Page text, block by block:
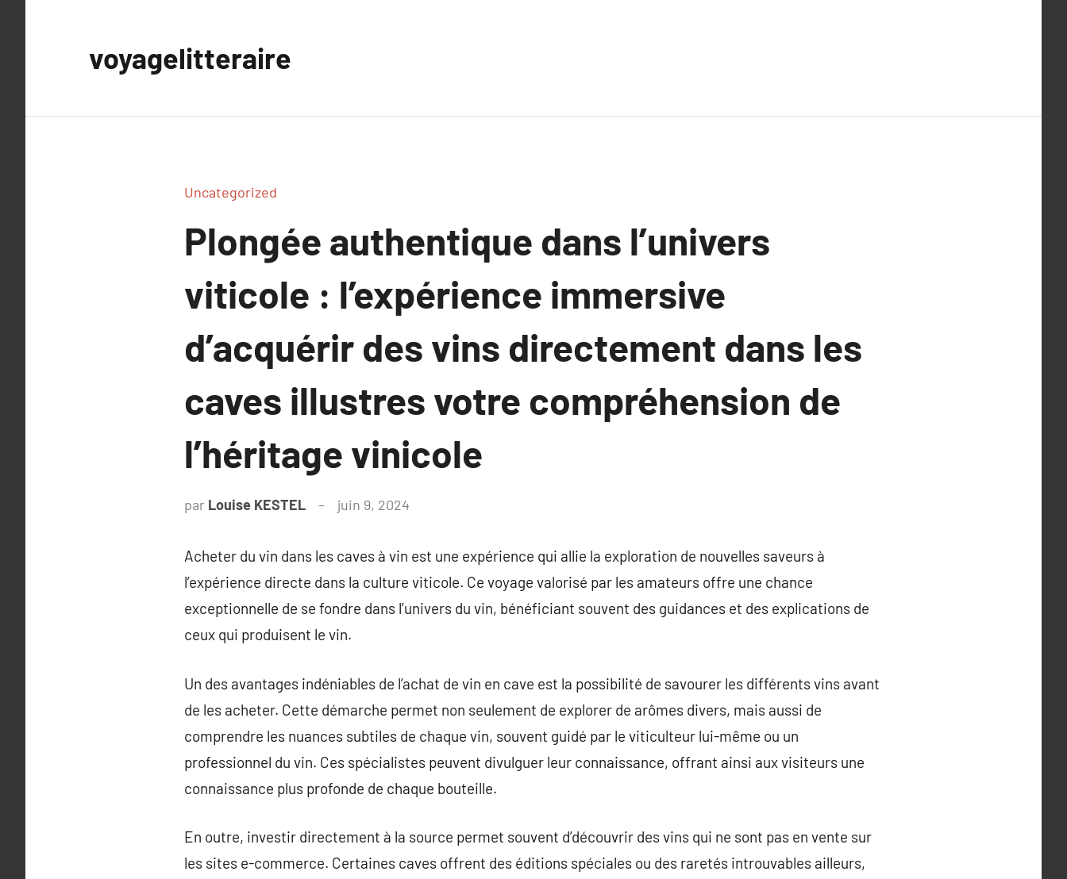
voyagelitteraire
Uncategorized
Plongée authentique dans l’univers
viticole : l’expérience immersive
d’acquérir des vins directement dans les
caves illustres votre compréhension de
l’héritage vinicole
par Louise KESTEL juin 9, 2024
Acheter du vin dans les caves à vin est une expérience qui allie la exploration de nouvelles saveurs à
l’expérience directe dans la culture viticole. Ce voyage valorisé par les amateurs offre une chance
exceptionnelle de se fondre dans l’univers du vin, bénéficiant souvent des guidances et des explications de
ceux qui produisent le vin.
Un des avantages indéniables de l’achat de vin en cave est la possibilité de savourer les différents vins avant
de les acheter. Cette démarche permet non seulement de explorer de arômes divers, mais aussi de
comprendre les nuances subtiles de chaque vin, souvent guidé par le viticulteur lui-même ou un
professionnel du vin. Ces spécialistes peuvent divulguer leur connaissance, offrant ainsi aux visiteurs une
connaissance plus profonde de chaque bouteille.
En outre, investir directement à la source permet souvent d’découvrir des vins qui ne sont pas en vente sur
les sites e-commerce. Certaines caves offrent des éditions spéciales ou des raretés introuvables ailleurs,